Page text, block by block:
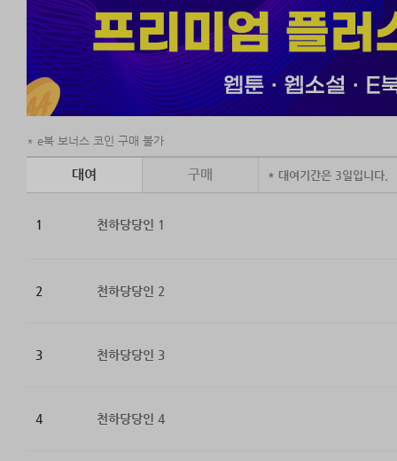
e북 보너스 코인 구매 불가
대여 구매 * 대여기간은 3일입니다.
1 천하당당인 1
2 천하당당인 2
3 천하당당인 3
4 천하당당인 4